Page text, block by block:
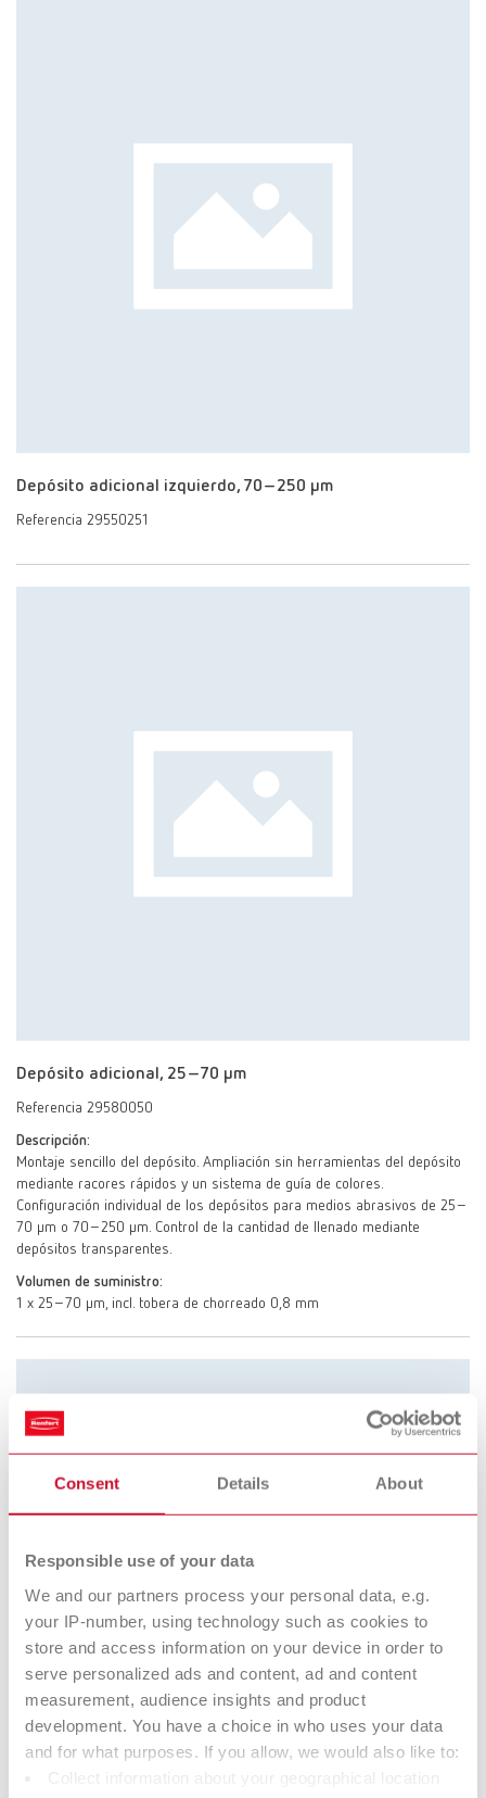
Consent Details About
Responsible use of your data
We and our partners process your personal data, e.g.
your IP-number, using technology such as cookies to
store and access information on your device in order to
serve personalized ads and content, ad and content
measurement, audience insights and product
development. You have a choice in who uses your data
and for what purposes. If you allow, we would also like to:
Collect information about your geographical location
Depósito adicional izquierdo, 70–250 μm
Referencia 29550251
Depósito adicional, 25–70 μm
Referencia 29580050
Descripción:
Montaje sencillo del depósito. Ampliación sin herramientas del depósito
mediante racores rápidos y un sistema de guía de colores.
Configuración individual de los depósitos para medios abrasivos de 25–
70 µm o 70–250 µm. Control de la cantidad de llenado mediante
depósitos transparentes.
Volumen de suministro:
1 x 25–70 µm, incl. tobera de chorreado 0,8 mm